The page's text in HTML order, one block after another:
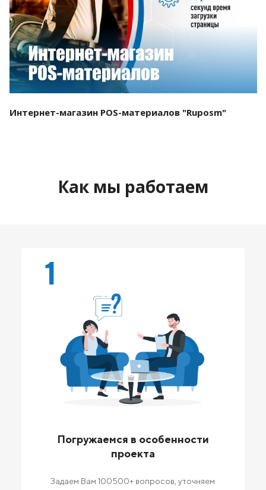
Смотреть проект
Интернет-магазин POS-материалов "Ruposm"
Как мы работаем
1
Погружаемся в особенности
проекта
Задаем Вам 100500+ вопросов, уточняем